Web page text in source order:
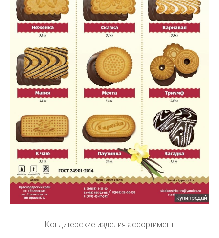
Кондитерские изделия ассортимент